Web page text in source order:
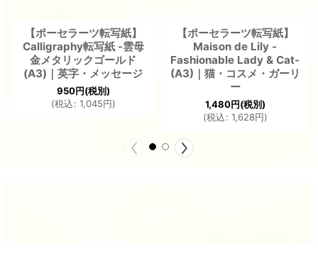
【ポーセラーツ転写紙】
Calligraphy転写紙 -雲母
金メタリックゴールド
(A3)｜英字・メッセージ
950円(税別)
(税込: 1,045円)
【ポーセラーツ転写紙】
Maison de Lily -
Fashionable Lady & Cat-
(A3)｜猫・コスメ・ガーリ
ー
1,480円(税別)
(税込: 1,628円)